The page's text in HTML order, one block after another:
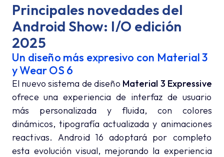
Principales novedades del
Android Show: I/O edición
2025
Un diseño más expresivo con Material 3
y Wear OS 6
El nuevo sistema de diseño Material 3 Expressive
ofrece una experiencia de interfaz de usuario
más personalizada y fluida, con colores
dinámicos, tipografía actualizada y animaciones
reactivas. Android 16 adoptará por completo
esta evolución visual, mejorando la experiencia